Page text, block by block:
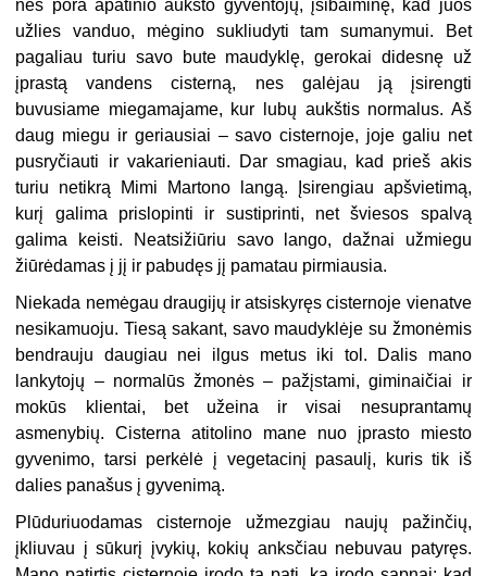
nes pora apatinio aukšto gyventojų, įsibaiminę, kad juos
užlies vanduo, mėgino sukliudyti tam sumanymui. Bet
pagaliau turiu savo bute maudyklę, gerokai didesnę už
įprastą vandens cisterną, nes galėjau ją įsirengti
buvusiame miegamajame, kur lubų aukštis normalus. Aš
daug miegu ir geriausiai – savo cisternoje, joje galiu net
pusryčiauti ir vakarieniauti. Dar smagiau, kad prieš akis
turiu netikrą Mimi Martono langą. Įsirengiau apšvietimą,
kurį galima prislopinti ir sustiprinti, net šviesos spalvą
galima keisti. Neatsižiūriu savo lango, dažnai užmiegu
žiūrėdamas į jį ir pabudęs jį pamatau pirmiausia.
Niekada nemėgau draugijų ir atsiskyręs cisternoje vienatve
nesikamuoju. Tiesą sakant, savo maudyklėje su žmonėmis
bendrauju daugiau nei ilgus metus iki tol. Dalis mano
lankytojų – normalūs žmonės – pažįstami, giminaičiai ir
mokūs klientai, bet užeina ir visai nesuprantamų
asmenybių. Cisterna atitolino mane nuo įprasto miesto
gyvenimo, tarsi perkėlė į vegetacinį pasaulį, kuris tik iš
dalies panašus į gyvenimą.
Plūduriuodamas cisternoje užmezgiau naujų pažinčių,
įkliuvau į sūkurį įvykių, kokių anksčiau nebuvau patyręs.